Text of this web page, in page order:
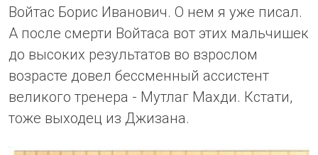
Войтас Борис Иванович. О нем я уже писал.
А после смерти Войтаса вот этих мальчишек
до высоких результатов во взрослом
возрасте довел бессменный ассистент
великого тренера - Мутлаг Махди. Кстати,
тоже выходец из Джизана.